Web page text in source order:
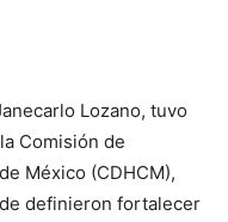
Lozano, tuvo
Comisión de
México (CDHCM),
definieron fortalecer